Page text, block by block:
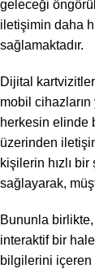
geleceği
iletişimin daha
sağlamaktadır.
Dijital
mobil cihazların
herkesin elinde
üzerinden
kişilerin hızlı
sağlayarak,
Bununla
interaktif bir
bilgilerini